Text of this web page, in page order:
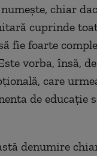
chiar
cuprinde
fie foarte
vorba, însă,
care
de educaţie
denumire